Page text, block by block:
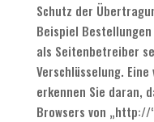
Schutz der
Beispiel
als Seitenbetreiber
Verschlüsselung.
erkennen Sie daran,
Browsers von